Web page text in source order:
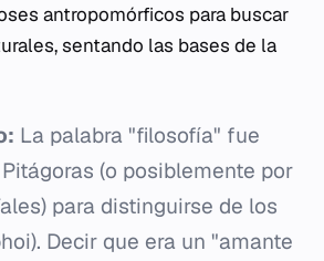
antropomórficos para buscar
sentando las bases de la
La palabra "filosofía" fue
(o posiblemente por
para distinguirse de los
). Decir que era un "amante